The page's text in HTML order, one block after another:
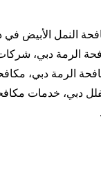
النمل الأبيض في
الرمة دبي،
الرمة دبي،
دبي، خدمات